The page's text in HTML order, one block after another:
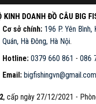
KINH DOANH ĐỒ CÂU BIG
Cơ sở chính: 196 P. Yên Bình,
Quán, Hà Đông, Hà Nội.
Hotline: 0379 660 861 - 086
Email: bigfishingvn@gmail.com
, cấp ngày 27/12/2021 -